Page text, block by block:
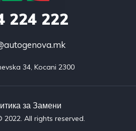
224 222
34, Kocani 2300
за Замени​
All rights reserved.